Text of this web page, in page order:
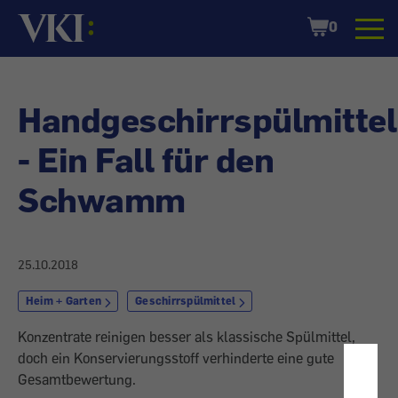
Startseite
Shopping
Cart
0
Handgeschirrspülmittel
- Ein Fall für den
Schwamm
25.10.2018
Heim + Garten Geschirrspülmittel
Konzentrate reinigen besser als klassische Spülmittel,
doch ein Konservierungsstoff verhinderte eine gute
Gesamtbewertung.